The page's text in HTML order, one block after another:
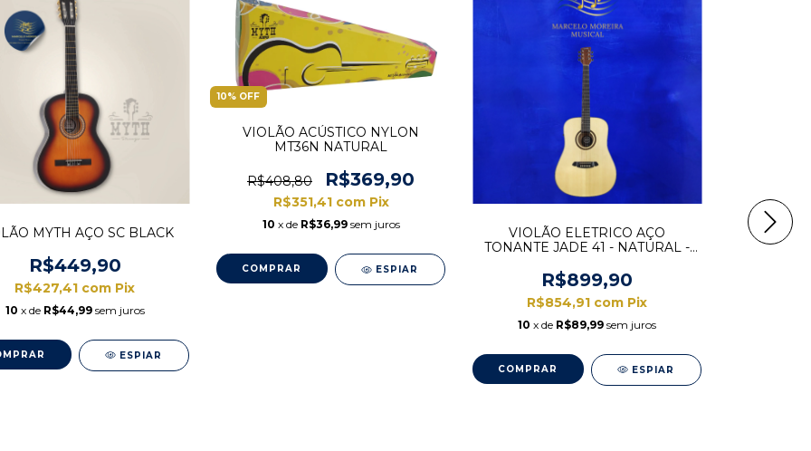
MYTH AÇO SC BLACK
R$449,90
R$427,41 com Pix
10 x de R$44,99 sem juros
ESPIAR
10% OFF
VIOLÃO ACÚSTICO NYLON
MT36N NATURAL
R$408,80 R$369,90
R$351,41 com Pix
10 x de R$36,99 sem juros
ESPIAR
VIOLÃO ELETRICO AÇO
TONANTE JADE 41 - NATURAL -
R$899,90
R$854,91 com Pix
10 x de R$89,99 sem juros
ESPIAR